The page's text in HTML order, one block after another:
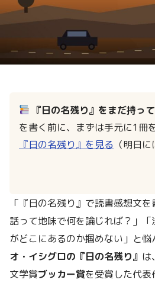
『日の名残り』をまだ持っ
を書く前に、まずは手元に1冊を
『日の名残り』を見る （明日
「『日の名残り』で読書感想文
話って地味で何を論じれば？」
がどこにあるのか掴めない」と悩
オ・イシグロの『日の名残り』 は
文学賞ブッカー賞を受賞した代